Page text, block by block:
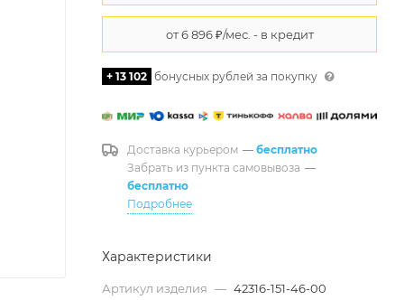
+ 13 102 бонусных рублей за покупку
Доставка курьером — бесплатно
Забрать из пункта самовывоза —
бесплатно
Подробнее
Характеристики
Артикул изделия — 42316-151-46-00